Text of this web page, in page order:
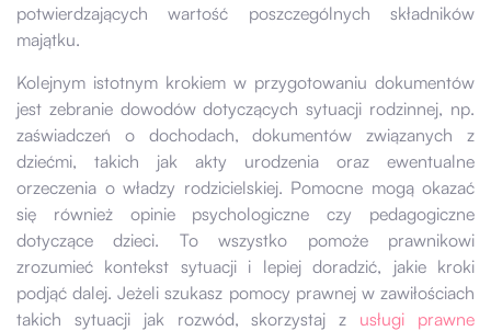
potwierdzających wartość poszczególnych składników
majątku.
Kolejnym istotnym krokiem w przygotowaniu dokumentów
jest zebranie dowodów dotyczących sytuacji rodzinnej, np.
zaświadczeń o dochodach, dokumentów związanych z
dziećmi, takich jak akty urodzenia oraz ewentualne
orzeczenia o władzy rodzicielskiej. Pomocne mogą okazać
się również opinie psychologiczne czy pedagogiczne
dotyczące dzieci. To wszystko pomoże prawnikowi
zrozumieć kontekst sytuacji i lepiej doradzić, jakie kroki
podjąć dalej. Jeżeli szukasz pomocy prawnej w zawiłościach
takich sytuacji jak rozwód, skorzystaj z usługi prawne